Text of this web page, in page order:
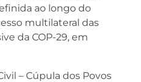
ao longo do
multilateral das
da COP-29, em
– Cúpula dos Povos